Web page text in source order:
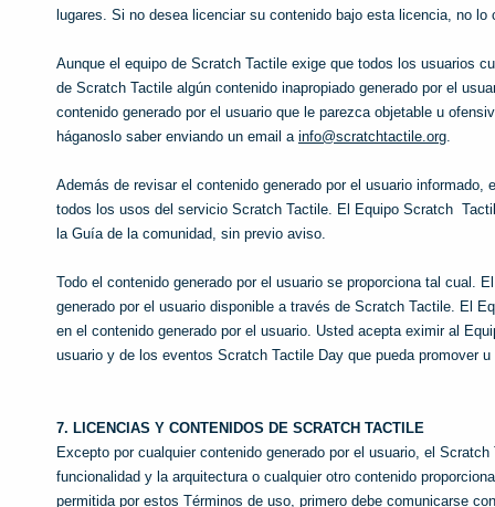
lugares. Si no desea licenciar su contenido bajo esta licencia, no
Aunque el equipo de Scratch Tactile exige que todos los usuarios
de Scratch Tactile algún contenido inapropiado generado por el
contenido generado por el usuario que le parezca objetable u
háganoslo saber enviando un email a info@scratchtactile.org.
Además de revisar el contenido generado por el usuario
todos los usos del servicio Scratch Tactile. El Equipo Scratch
la Guía de la comunidad, sin previo aviso.
Todo el contenido generado por el usuario se proporciona tal cual.
generado por el usuario disponible a través de Scratch Tactile. El
en el contenido generado por el usuario. Usted acepta eximir al
usuario y de los eventos Scratch Tactile Day que pueda promover u
7. LICENCIAS Y CONTENIDOS DE SCRATCH TACTILE
Excepto por cualquier contenido generado por el usuario, el
funcionalidad y la arquitectura o cualquier otro contenido
permitida por estos Términos de uso, primero debe comunicarse